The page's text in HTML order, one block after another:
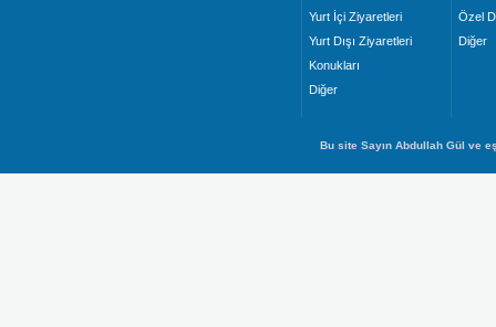
Yurt İçi Ziyaretleri
Yurt Dışı Ziyaretleri
Konukları
Diğer
Özel
Diğer
Bu site Sayın Abdullah Gül ve